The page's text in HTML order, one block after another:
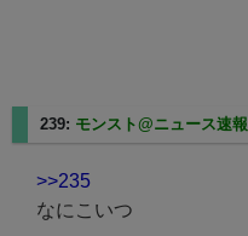
239: モンスト@ニュース速報
>>235
なにこいつ